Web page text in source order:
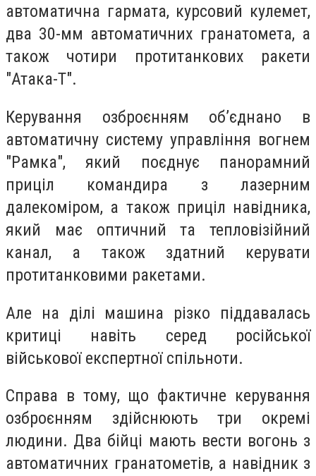
автоматична гармата, курсовий кулемет,
два 30-мм автоматичних гранатомета, а
також чотири протитанкових ракети
"Атака-Т".
Керування озброєнням об’єднано в
автоматичну систему управління вогнем
"Рамка", який поєднує панорамний
приціл командира з лазерним
далекоміром, а також приціл навідника,
який має оптичний та тепловізійний
канал, а також здатний керувати
протитанковими ракетами.
Але на ділі машина різко піддавалась
критиці навіть серед російської
військової експертної спільноти.
Справа в тому, що фактичне керування
озброєнням здійснюють три окремі
людини. Два бійці мають вести вогонь з
автоматичних гранатометів, а навідник з